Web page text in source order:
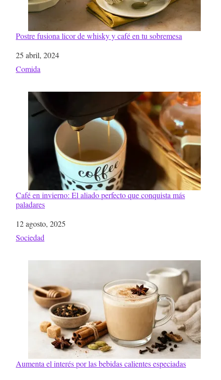
Postre fusiona licor de whisky y café en tu sobremesa
Fecha
25 abril, 2024
Respecto a
Comida
Café en invierno: El aliado perfecto que conquista más
paladares
Fecha
12 agosto, 2025
Respecto a
Sociedad
Aumenta el interés por las bebidas calientes especiadas